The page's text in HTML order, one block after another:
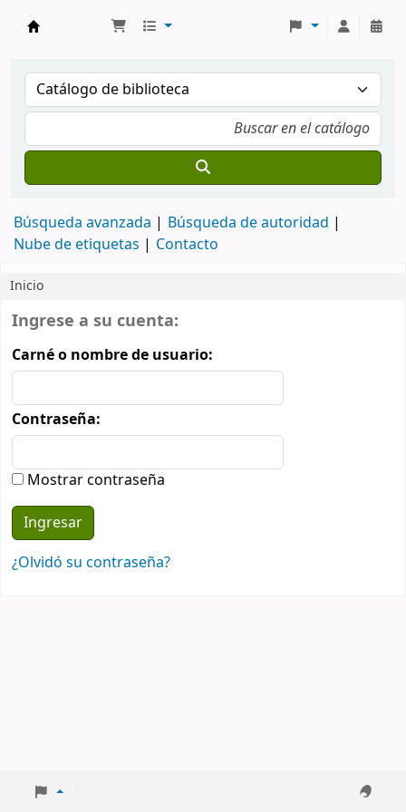
Búsqueda avanzada
Búsqueda de autoridad
Nube de etiquetas
Contacto
Inicio
Inicio
Inicio de sesión
Ingrese a su cuenta:
Carné o nombre de usuario:
Contraseña:
Mostrar contraseña
¿Olvidó su contraseña?